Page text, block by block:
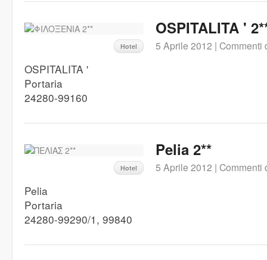
Hotel
OSPITALITA '
5 Aprile 2012 | Commenti
OSPITALITA '
Portaria
24280-99160
Hotel
Pelia 2**
5 Aprile 2012 | Commenti
Pelia
Portaria
24280-99290/1, 99840